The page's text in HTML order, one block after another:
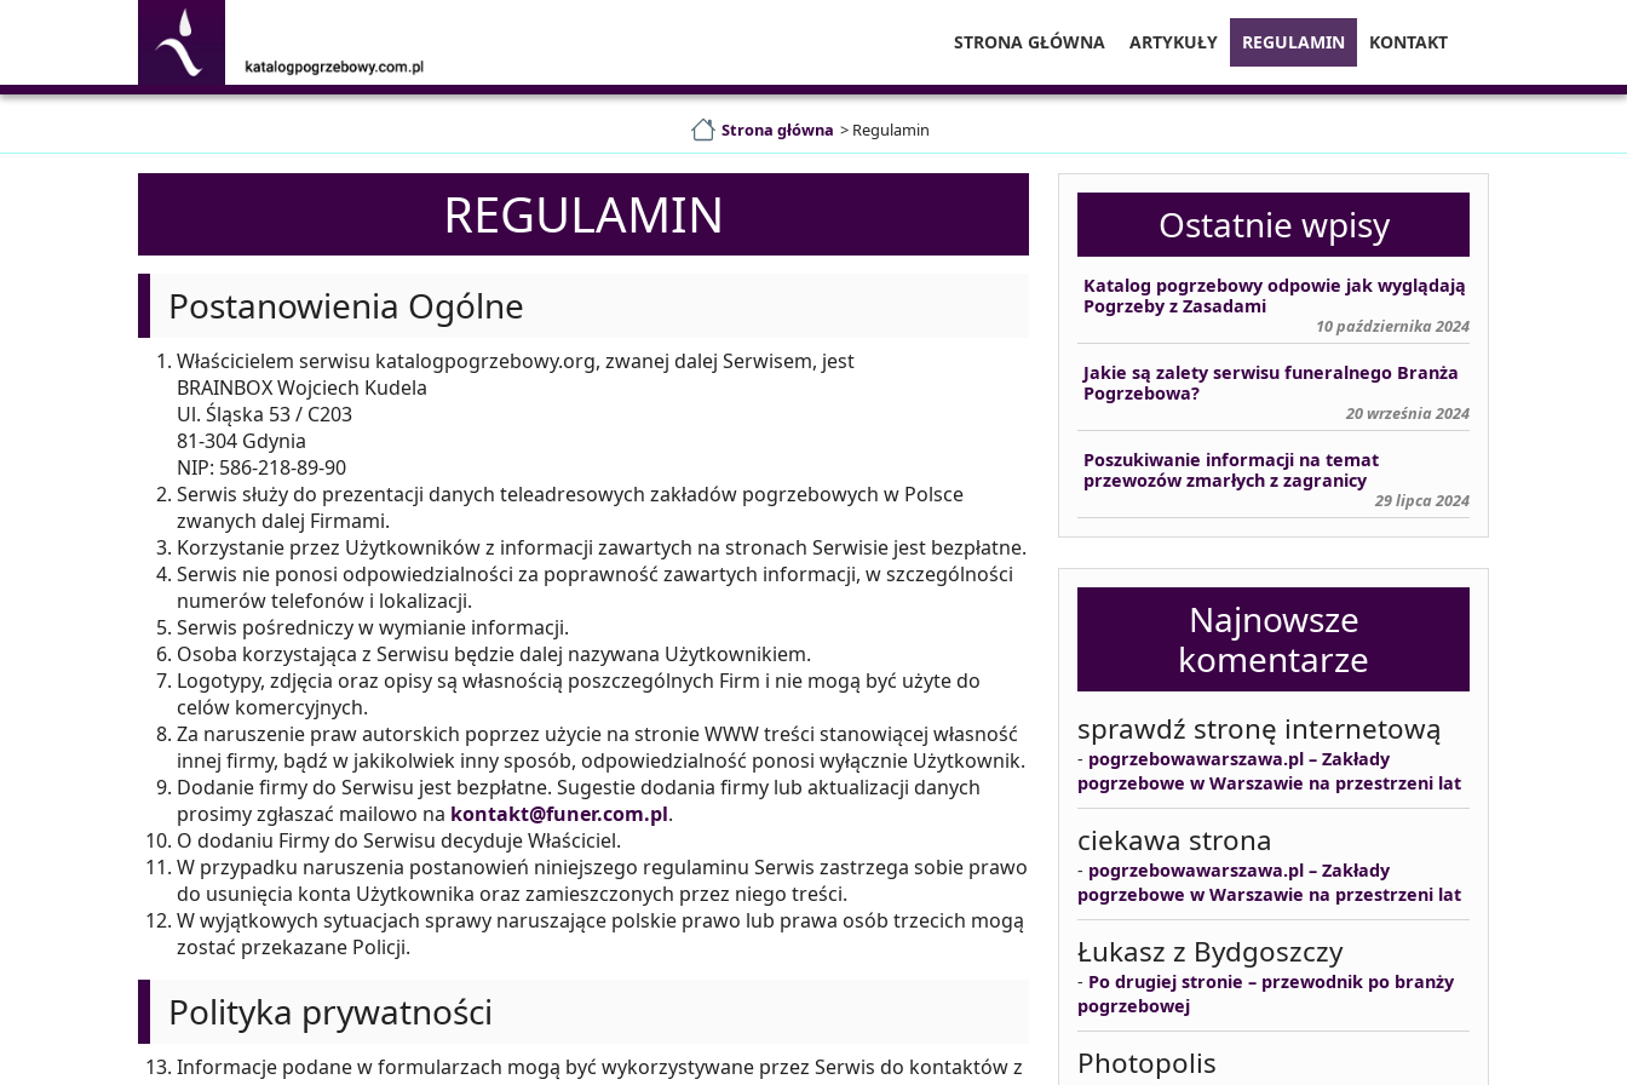
STRONA GŁÓWNA ARTYKUŁY REGULAMIN KONTAKT
Strona główna > Regulamin
REGULAMIN
Postanowienia Ogólne
Właścicielem serwisu katalogpogrzebowy.org, zwanej dalej Serwisem, jest
BRAINBOX Wojciech Kudela
Ul. Śląska 53 / C203
81-304 Gdynia
NIP: 586-218-89-90
Serwis służy do prezentacji danych teleadresowych zakładów pogrzebowych w Polsce
zwanych dalej Firmami.
Korzystanie przez Użytkowników z informacji zawartych na stronach Serwisie jest bezpłatne.
Serwis nie ponosi odpowiedzialności za poprawność zawartych informacji, w szczególności
numerów telefonów i lokalizacji.
Serwis pośredniczy w wymianie informacji.
Osoba korzystająca z Serwisu będzie dalej nazywana Użytkownikiem.
Logotypy, zdjęcia oraz opisy są własnością poszczególnych Firm i nie mogą być użyte do
celów komercyjnych.
Za naruszenie praw autorskich poprzez użycie na stronie WWW treści stanowiącej własność
innej firmy, bądź w jakikolwiek inny sposób, odpowiedzialność ponosi wyłącznie Użytkownik.
Dodanie firmy do Serwisu jest bezpłatne. Sugestie dodania firmy lub aktualizacji danych
prosimy zgłaszać mailowo na kontakt@funer.com.pl.
O dodaniu Firmy do Serwisu decyduje Właściciel.
W przypadku naruszenia postanowień niniejszego regulaminu Serwis zastrzega sobie prawo
do usunięcia konta Użytkownika oraz zamieszczonych przez niego treści.
W wyjątkowych sytuacjach sprawy naruszające polskie prawo lub prawa osób trzecich mogą
zostać przekazane Policji.
Polityka prywatności
Informacje podane w formularzach mogą być wykorzystywane przez Serwis do kontaktów z
Ostatnie wpisy
Katalog pogrzebowy odpowie jak wyglądają
Pogrzeby z Zasadami
10 października 2024
Jakie są zalety serwisu funeralnego Branża
Pogrzebowa?
20 września 2024
Poszukiwanie informacji na temat
przewozów zmarłych z zagranicy
29 lipca 2024
Najnowsze
komentarze
sprawdź stronę internetową
- pogrzebowawarszawa.pl – Zakłady
pogrzebowe w Warszawie na przestrzeni lat
ciekawa strona
- pogrzebowawarszawa.pl – Zakłady
pogrzebowe w Warszawie na przestrzeni lat
Łukasz z Bydgoszczy
- Po drugiej stronie – przewodnik po branży
pogrzebowej
Photopolis